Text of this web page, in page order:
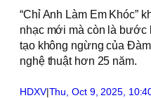
“Chỉ Anh Làm Em Khóc”
nhạc mới mà còn là bước
tạo không ngừng của
nghệ thuật hơn 25 năm.
HDXV|Thu, Oct 9, 2025,